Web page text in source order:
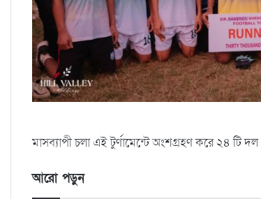
মাসব্যাপী চলা এই টুর্ণামেন্টে অংশগ্রহণ করে ২৪ টি
আরো পড়ুন